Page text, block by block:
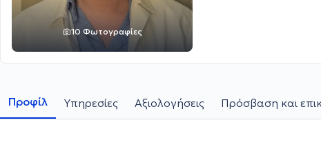
10 Φωτογραφίες
Προφίλ Υπηρεσίες Αξιολογήσεις Πρόσβαση και